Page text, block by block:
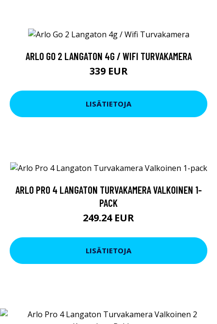
ARLO GO 2 LANGATON 4G / WIFI TURVAKAMERA
339 EUR
LISÄTIETOJA
ARLO PRO 4 LANGATON TURVAKAMERA VALKOINEN 1-
PACK
249.24 EUR
LISÄTIETOJA